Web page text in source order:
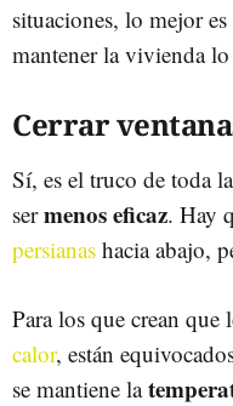
situaciones, lo mejor
mantener la vivienda
Cerrar
Sí, es el truco de toda
sermenos eficaz. Hay
persianas hacia abajo,
Para los que crean que
calor, están
se mantiene la